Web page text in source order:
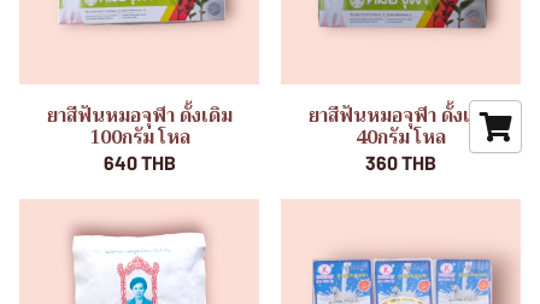
ยาสีฟันหมอจุฬา ดั้งเดิม
100กรัม โหล
640 THB
ยาสีฟันหมอจุฬา ดั้งเดิม
40กรัม โหล
360 THB